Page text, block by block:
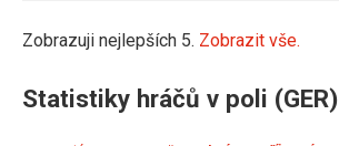
Zobrazuji nejlepších 5. Zobrazit vše.
Statistiky hráčů v poli (GER)